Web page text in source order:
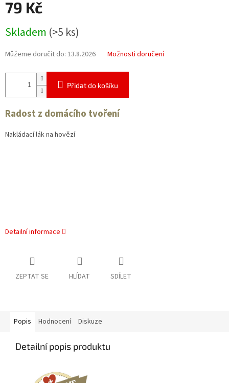
79 Kč
cena:
Skladem (>5 ks)
Můžeme doručit do: 13.8.2026 Možnosti doručení
Přidat do košíku
Radost z domácího tvoření
Nakládací lák na hovězí
Detailní informace
ZEPTAT SE HLÍDAT SDÍLET
Popis Hodnocení Diskuze
Detailní popis produktu